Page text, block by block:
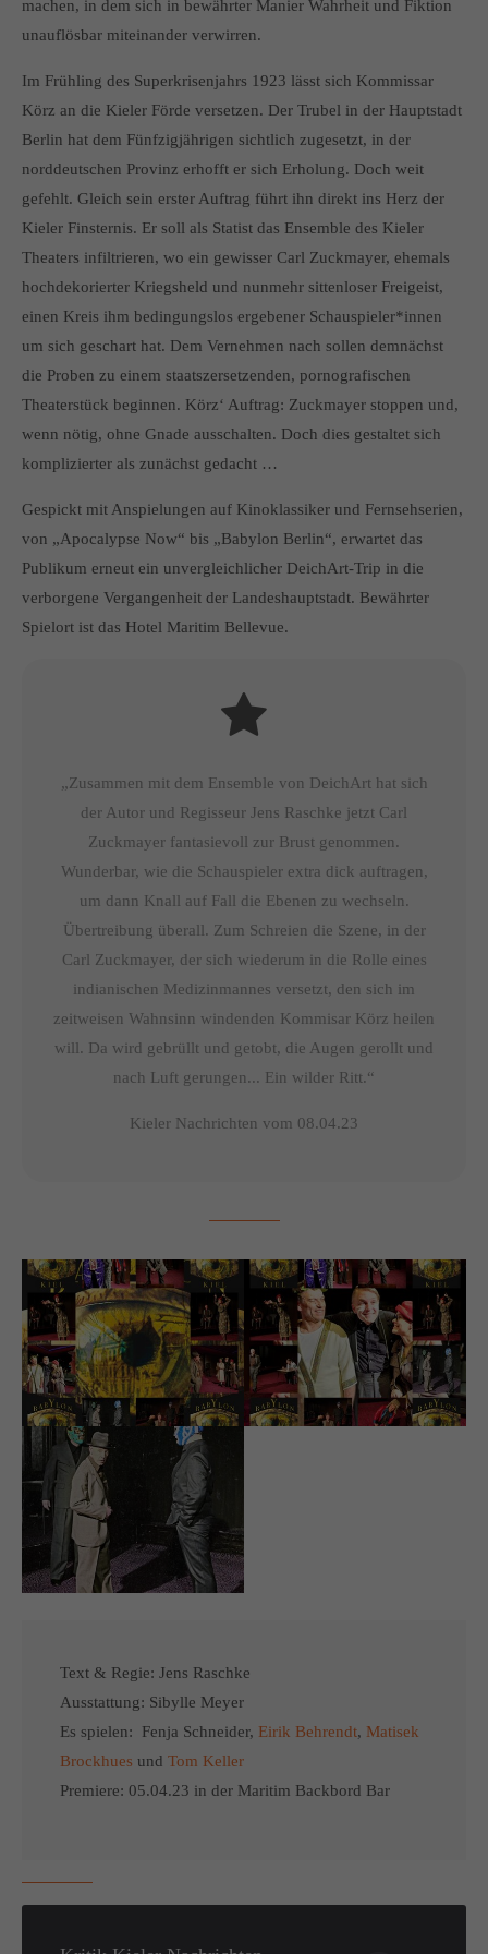
About us
Lorem ipsum dolor sit amet, consectetuer adipiscing elit.
Aenean commodo ligula eget dolor. Aenean massa. Cum
sociis natoque penatibus et magnis dis parturient montes,
nascetur ridiculus mus. Donec quam felis, ultricies nec.
machen, in dem sich in bewährter Manier Wahrheit und Fiktion
unauflösbar miteinander verwirren.
Im Frühling des Superkrisenjahrs 1923 lässt sich Kommissar
Körz an die Kieler Förde versetzen. Der Trubel in der Hauptstadt
Berlin hat dem Fünfzigjährigen sichtlich zugesetzt, in der
norddeutschen Provinz erhofft er sich Erholung. Doch weit
gefehlt. Gleich sein erster Auftrag führt ihn direkt ins Herz der
Kieler Finsternis. Er soll als Statist das Ensemble des Kieler
Theaters infiltrieren, wo ein gewisser Carl Zuckmayer, ehemals
hochdekorierter Kriegsheld und nunmehr sittenloser Freigeist,
einen Kreis ihm bedingungslos ergebener Schauspieler*innen
um sich geschart hat. Dem Vernehmen nach sollen demnächst
die Proben zu einem staatszersetzenden, pornografischen
Theaterstück beginnen. Körz‘ Auftrag: Zuckmayer stoppen und,
wenn nötig, ohne Gnade ausschalten. Doch dies gestaltet sich
komplizierter als zunächst gedacht …
Gespickt mit Anspielungen auf Kinoklassiker und Fernsehserien,
von „Apocalypse Now“ bis „Babylon Berlin“, erwartet das
Publikum erneut ein unvergleichlicher DeichArt-Trip in die
verborgene Vergangenheit der Landeshauptstadt. Bewährter
Spielort ist das Hotel Maritim Bellevue.
„Zusammen mit dem Ensemble von DeichArt hat sich
der Autor und Regisseur Jens Raschke jetzt Carl
Zuckmayer fantasievoll zur Brust genommen.
Wunderbar, wie die Schauspieler extra dick auftragen,
um dann Knall auf Fall die Ebenen zu wechseln.
Übertreibung überall. Zum Schreien die Szene, in der
Carl Zuckmayer, der sich wiederum in die Rolle eines
indianischen Medizinmannes versetzt, den sich im
zeitweisen Wahnsinn windenden Kommisar Körz heilen
will. Da wird gebrüllt und getobt, die Augen gerollt und
nach Luft gerungen... Ein wilder Ritt.“
Kieler Nachrichten vom 08.04.23
Text & Regie: Jens Raschke
Ausstattung: Sibylle Meyer
Es spielen: Fenja Schneider, Eirik Behrendt, Matisek
Brockhues und Tom Keller
Premiere: 05.04.23 in der Maritim Backbord Bar